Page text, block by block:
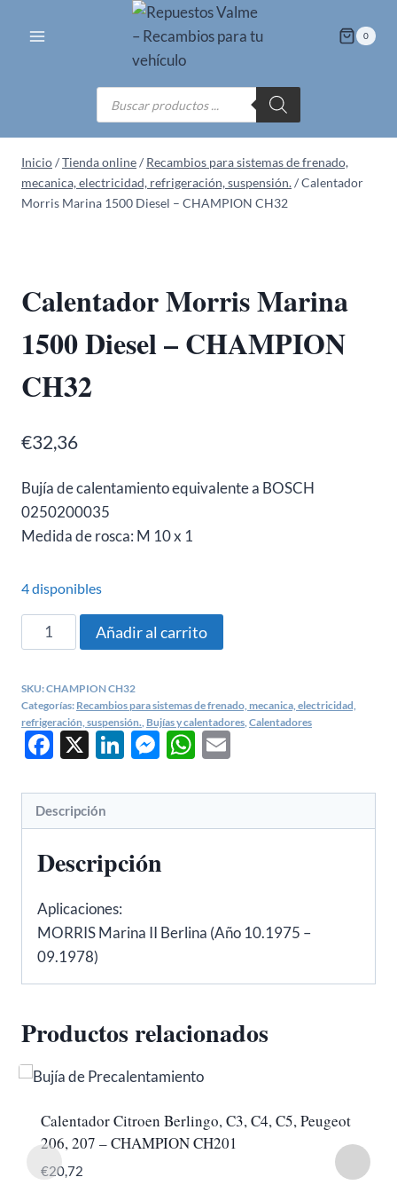
0
Búsqueda
de
productos
Inicio/Tienda online/ Recambios para sistemas de frenado,
mecanica, electricidad, refrigeración, suspensión./Calentador
Morris Marina 1500 Diesel – CHAMPION CH32
Calentador Morris Marina
1500 Diesel – CHAMPION
CH32
€32,36
Bujía de calentamiento equivalente a BOSCH
0250200035
Medida de rosca: M 10 x 1
4 disponibles
Calentador
Morris
1500
Diesel
CH32
cantidad
Añadir al carrito
SKU:CHAMPION CH32
Categorías: Recambios para sistemas de frenado, mecanica, electricidad,
refrigeración, suspensión. Bujías y calentadores Calentadores
Facebook
X LinkedIn
Messenger
WhatsApp
Descripción
Descripción
Aplicaciones:
MORRIS Marina II Berlina (Año 10.1975 –
09.1978)
Productos relacionados
Calentador Citroen Berlingo, C3, C4, C5, Peugeot
206, 207 – CHAMPION CH201
€20,72